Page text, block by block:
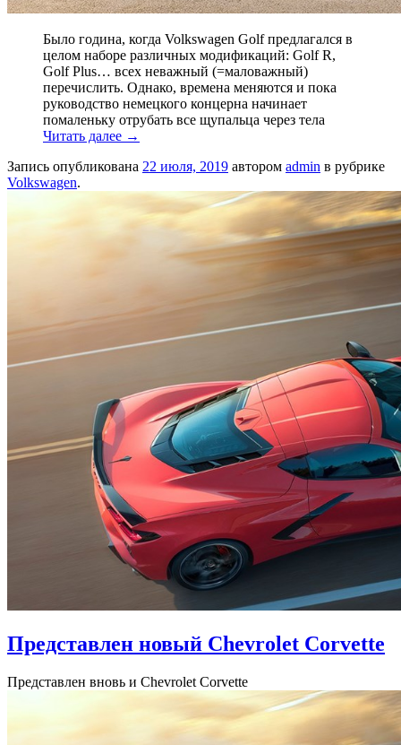
Было година, когда Volkswagen Golf предлагался в
целом наборе различных модификаций: Golf R,
Golf Plus… всех неважный (=маловажный)
перечислить. Однако, времена меняются и пока
руководство немецкого концерна начинает
помаленьку отрубать все щупальца через тела
Читать далее →
Запись опубликована 22 июля, 2019 автором admin в рубрике
Volkswagen.
Представлен новый Chevrolet Corvette
Представлен вновь и Chevrolet Corvette